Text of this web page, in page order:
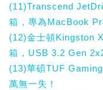
(11)Transcend
箱，專為MacBook
(12)金士頓Kingston
箱，USB 3.2 Gen
(13)華碩TUF
萬無一失！